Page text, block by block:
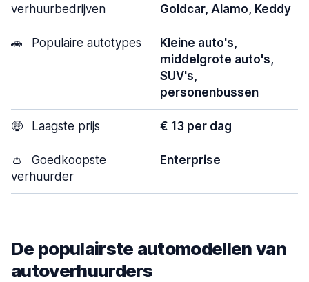
verhuurbedrijven
Goldcar, Alamo, Keddy
🚗 Populaire autotypes
Kleine auto's,
middelgrote auto's,
SUV's,
personenbussen
🤑 Laagste prijs € 13 per dag
👛
Goedkoopste
verhuurder
Enterprise
De populairste automodellen van
autoverhuurders